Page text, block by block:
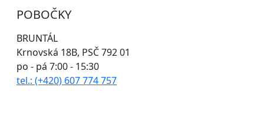
POBOČKY
BRUNTÁL
Krnovská 18B, PSČ 792 01
po - pá 7:00 - 15:30
tel.: (+420) 607 774 757